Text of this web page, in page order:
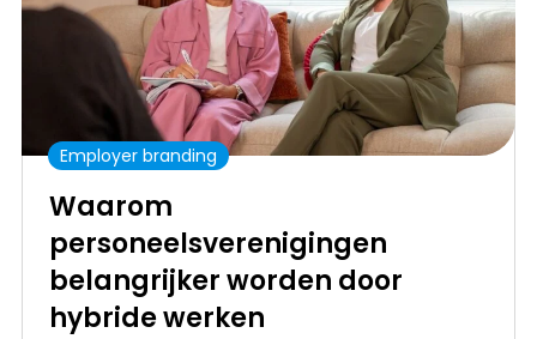
Employer branding
Waarom
personeelsverenigingen
belangrijker worden door
hybride werken